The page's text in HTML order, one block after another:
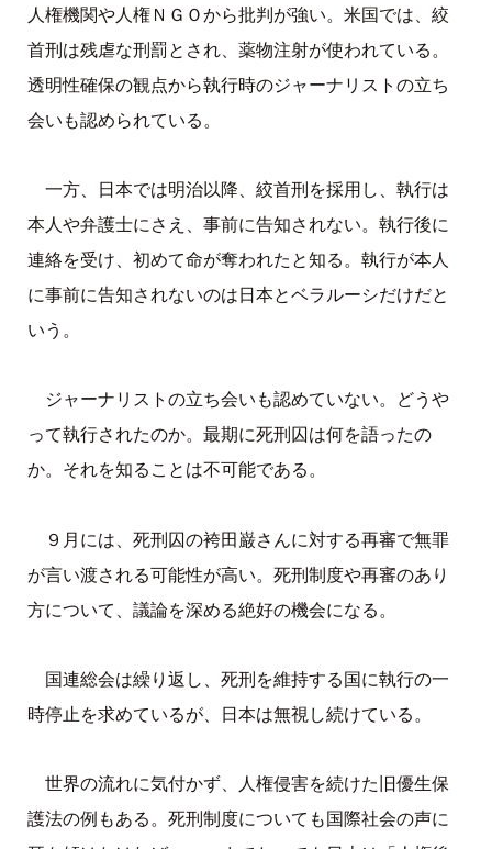
人権機関や人権ＮＧＯから批判が強い。米国では、絞
首刑は残虐な刑罰とされ、薬物注射が使われている。
透明性確保の観点から執行時のジャーナリストの立ち
会いも認められている。
一方、日本では明治以降、絞首刑を採用し、執行は
本人や弁護士にさえ、事前に告知されない。執行後に
連絡を受け、初めて命が奪われたと知る。執行が本人
に事前に告知されないのは日本とベラルーシだけだと
いう。
ジャーナリストの立ち会いも認めていない。どうや
って執行されたのか。最期に死刑囚は何を語ったの
か。それを知ることは不可能である。
９月には、死刑囚の袴田巌さんに対する再審で無罪
が言い渡される可能性が高い。死刑制度や再審のあり
方について、議論を深める絶好の機会になる。
国連総会は繰り返し、死刑を維持する国に執行の一
時停止を求めているが、日本は無視し続けている。
世界の流れに気付かず、人権侵害を続けた旧優生保
護法の例もある。死刑制度についても国際社会の声に